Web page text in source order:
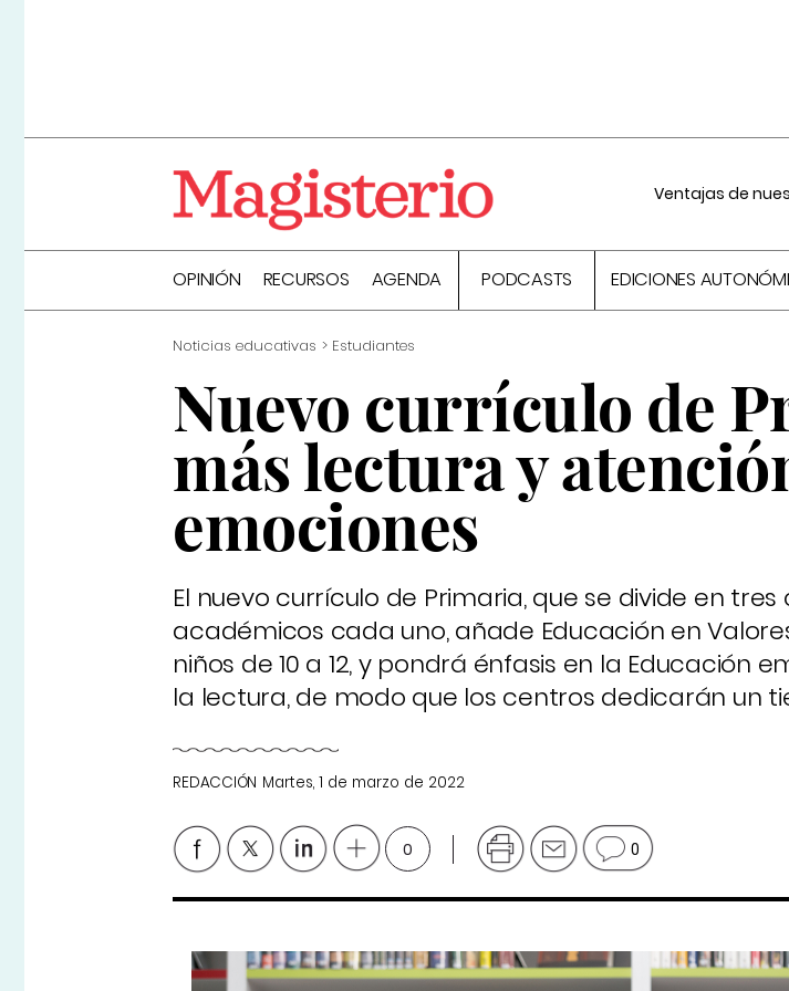
Ventajas de
OPINIÓN RECURSOS AGENDA PODCASTS EDICIONES
Noticias educativas Estudiantes
Nuevo currículo de
más lectura y
emociones
El nuevo currículo de Primaria, que se divide en
académicos cada uno, añade Educación en
niños de 10 a 12, y pondrá énfasis en la Educación
la lectura, de modo que los centros dedicarán un
REDACCIÓN Martes, 1 de marzo de 2022
0 0